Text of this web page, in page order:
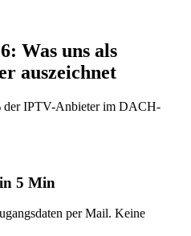
Was uns als
auszeichnet
der IPTV-Anbieter im DACH-
5 Min
per Mail. Keine